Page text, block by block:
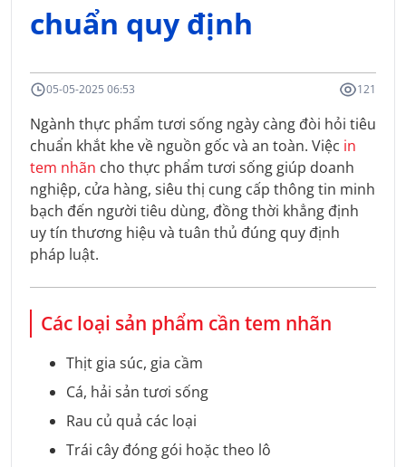
chuẩn quy định
05-05-2025 06:53 121
Ngành thực phẩm tươi sống ngày càng đòi hỏi tiêu
chuẩn khắt khe về nguồn gốc và an toàn. Việc in
tem nhãn cho thực phẩm tươi sống giúp doanh
nghiệp, cửa hàng, siêu thị cung cấp thông tin minh
bạch đến người tiêu dùng, đồng thời khẳng định
uy tín thương hiệu và tuân thủ đúng quy định
pháp luật.
Các loại sản phẩm cần tem nhãn
Thịt gia súc, gia cầm
Cá, hải sản tươi sống
Rau củ quả các loại
Trái cây đóng gói hoặc theo lô